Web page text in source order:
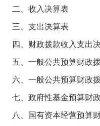
二、收入决算表
三、支出决算表
四、财政拨款收入支出
五、一般公共预算财政拨
六、一般公共预算财政拨
七、政府性基金预算财政
八、国有资本经营预算财